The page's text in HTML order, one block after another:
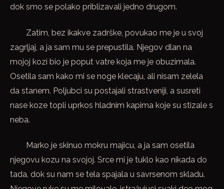
dok smo se polako priblizavali jedno drugom.
Zatim, bez ikakve zadrške, povukao me je u svoj
zagrljaj, a ja sam mu se prepustila. Njegov dlan na
mojoj kozi bio je poput vatre koja me je obuzimala.
Osetila sam kako mi se noge klecaju, ali nisam zelela
da stanem. Poljubci su postajali strastveniji, a susreti
nase koze topli uprkos hladnim kapima koje su stizale s
neba.
Marko je skinuo mokru majicu, a ja sam osetila
njegovu kozu na svojoj. Srce mi je tuklo kao nikada do
tada, dok su nam se tela spajala u savrsenom skladu.